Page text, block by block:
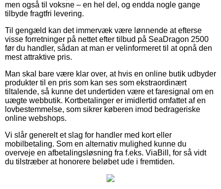
men også til voksne – en hel del, og endda nogle gange
tilbyde fragtfri levering.
Til gengæld kan det immervæk være lønnende at efterse
visse forretninger på nettet efter tilbud på SeaDragon 2500
før du handler, sådan at man er velinformeret til at opnå den
mest attraktive pris.
Man skal bare være klar over, at hvis en online butik udbyder
produkter til en pris som kan ses som ekstraordinært
tiltalende, så kunne det undertiden være et faresignal om en
uægte webbutik. Kortbetalinger er imidlertid omfattet af en
lovbestemmelse, som sikrer køberen imod bedrageriske
online webshops.
Vi slår generelt et slag for handler med kort eller
mobilbetaling. Som en alternativ mulighed kunne du
overveje en afbetalingsløsning fra f.eks. ViaBill, for så vidt
du tilstræber at honorere beløbet ude i fremtiden.